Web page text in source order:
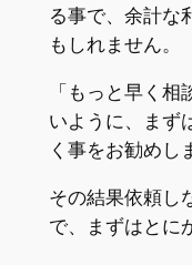
る事で、余計な
もしれません。
「もっと早く
いように、まず
く事をお勧めし
その結果依頼し
で、まずはとに